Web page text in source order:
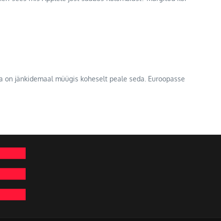
jänkidemaal müügis koheselt peale seda. Euroopasse